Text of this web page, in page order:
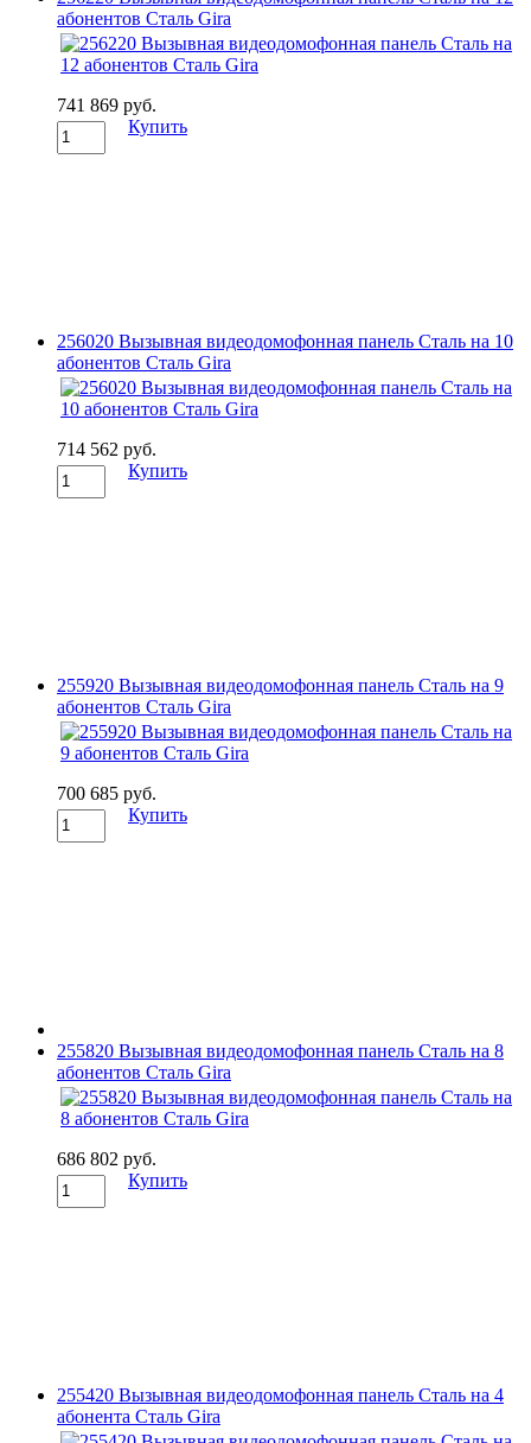
абонентов Сталь Gira
741 869 руб.
Купить
256020 Вызывная видеодомофонная панель Сталь на 10
абонентов Сталь Gira
714 562 руб.
Купить
255920 Вызывная видеодомофонная панель Сталь на 9
абонентов Сталь Gira
700 685 руб.
Купить
255820 Вызывная видеодомофонная панель Сталь на 8
абонентов Сталь Gira
686 802 руб.
Купить
255420 Вызывная видеодомофонная панель Сталь на 4
абонента Сталь Gira